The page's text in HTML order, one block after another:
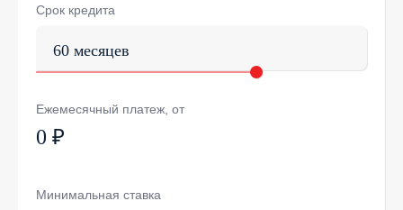
Срок кредита
60 месяцев
Ежемесячный платеж, от
0 ₽
Минимальная ставка